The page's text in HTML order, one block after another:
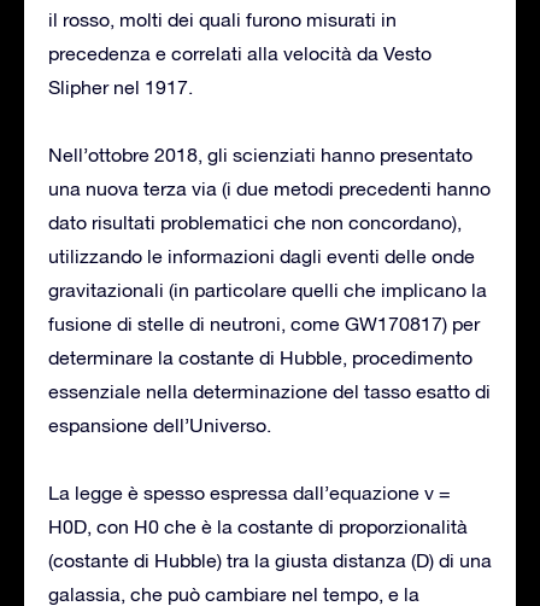
il rosso, molti dei quali furono misurati in
precedenza e correlati alla velocità da Vesto
Slipher nel 1917.
Nell’ottobre 2018, gli scienziati hanno presentato
una nuova terza via (i due metodi precedenti hanno
dato risultati problematici che non concordano),
utilizzando le informazioni dagli eventi delle onde
gravitazionali (in particolare quelli che implicano la
fusione di stelle di neutroni, come GW170817) per
determinare la costante di Hubble, procedimento
essenziale nella determinazione del tasso esatto di
espansione dell’Universo.
La legge è spesso espressa dall’equazione v =
H0D, con H0 che è la costante di proporzionalità
(costante di Hubble) tra la giusta distanza (D) di una
galassia, che può cambiare nel tempo, e la